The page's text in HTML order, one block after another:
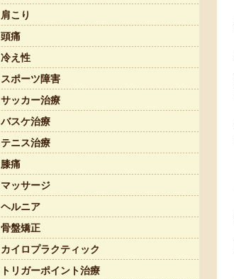
肩こり
頭痛
冷え性
スポーツ障害
サッカー治療
バスケ治療
テニス治療
膝痛
マッサージ
ヘルニア
骨盤矯正
カイロプラクティック
トリガーポイント治療